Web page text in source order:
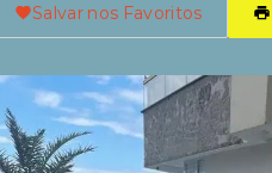
Salvar nos Favoritos